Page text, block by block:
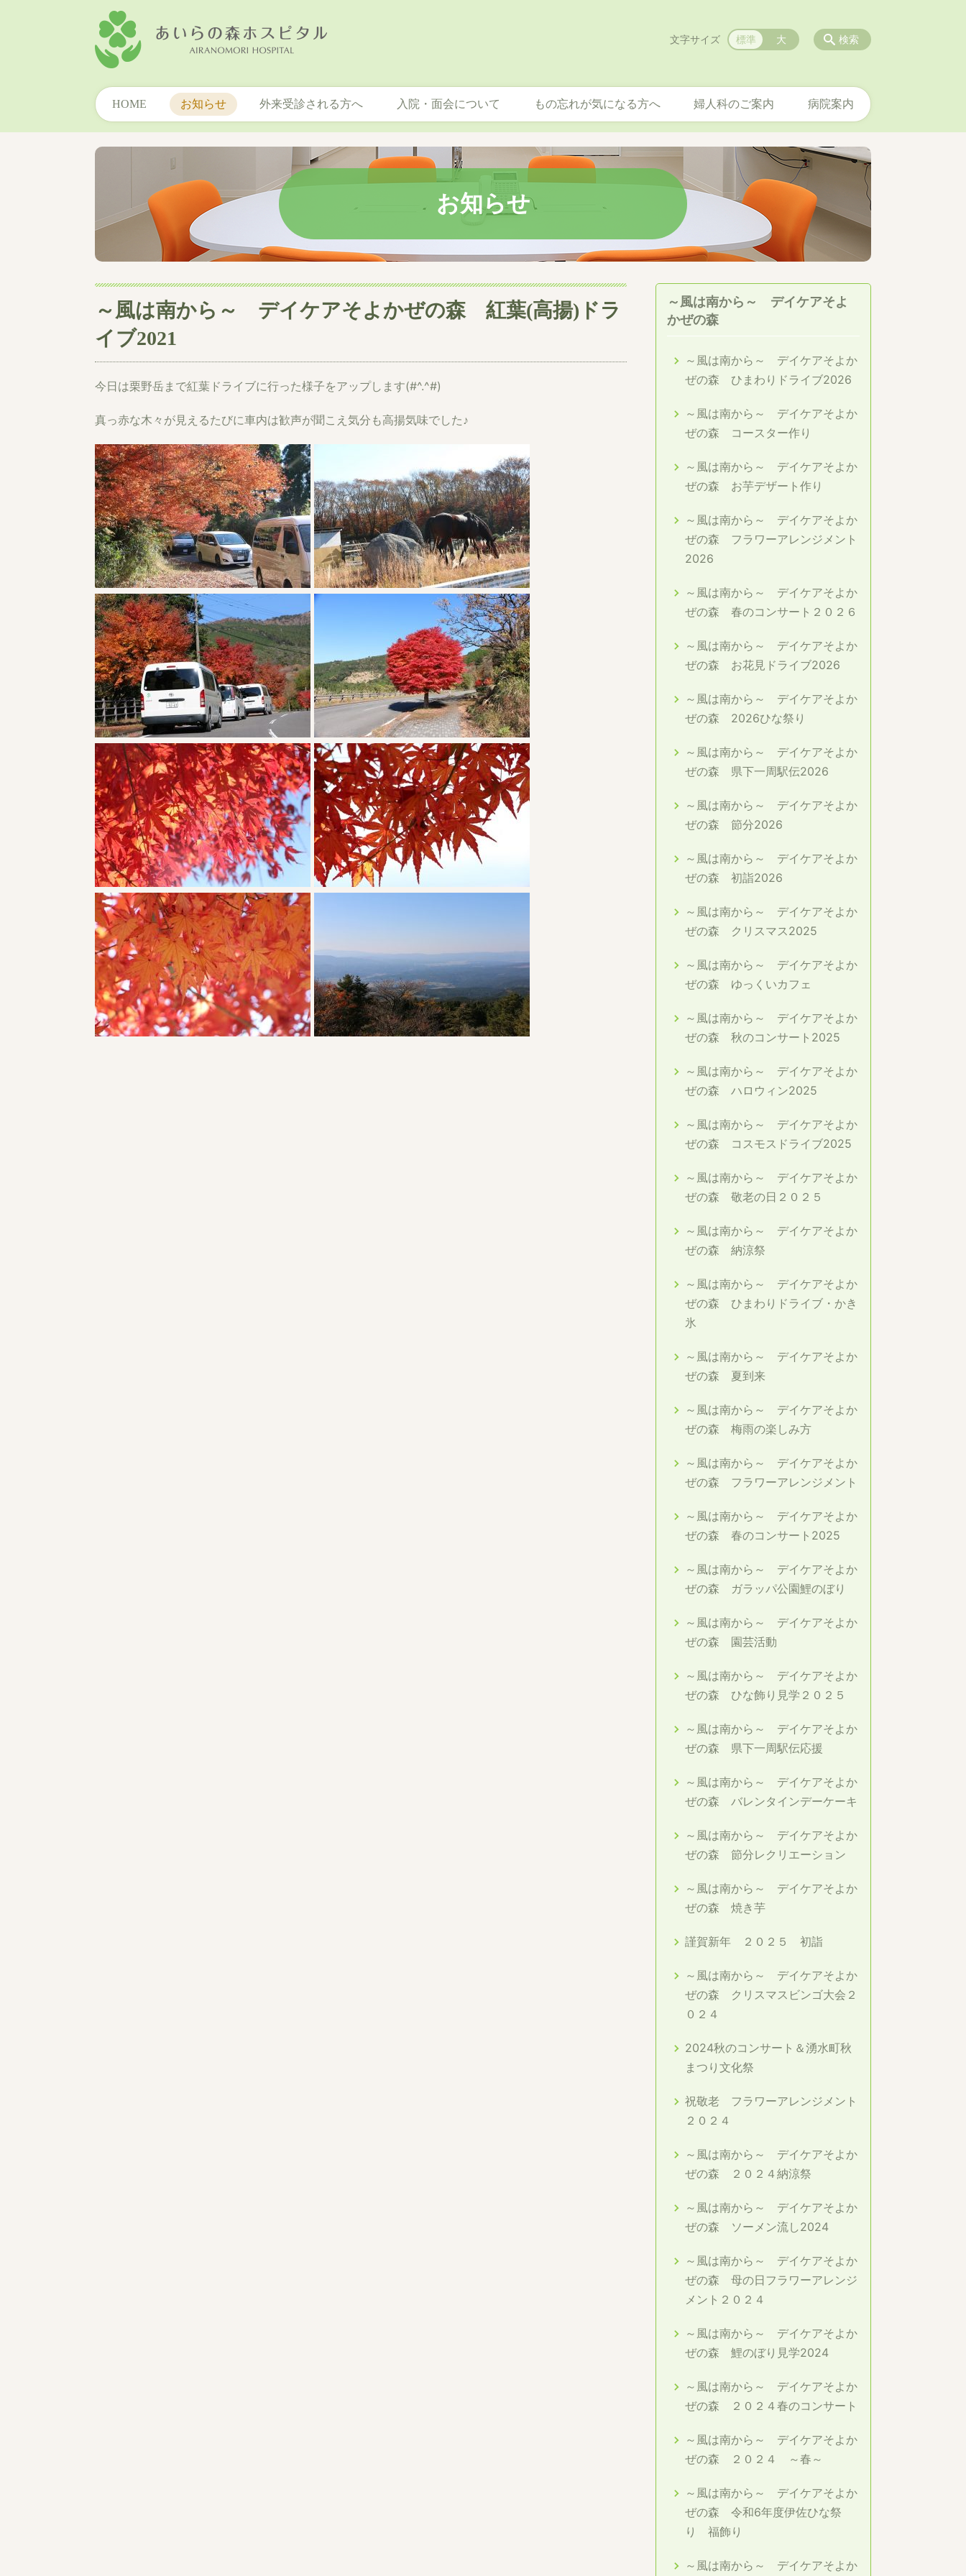
HOME お知らせ 外来受診される方へ 入院・面会について もの忘れが気になる方へ 婦人科のご案内 病院案内
検索
文字サイズ 標準 大
お知らせ
～風は南から～ デイケアそよかぜの森 紅葉(高揚)ドラ
イブ2021
今日は栗野岳まで紅葉ドライブに行った様子をアップします(#^.^#)
真っ赤な木々が見えるたびに車内は歓声が聞こえ気分も高揚気味でした♪
～風は南から～ デイケアそよ
かぜの森
～風は南から～ デイケアそよか
ぜの森 ひまわりドライブ2026
～風は南から～ デイケアそよか
ぜの森 コースター作り
～風は南から～ デイケアそよか
ぜの森 お芋デザート作り
～風は南から～ デイケアそよか
ぜの森 フラワーアレンジメント
2026
～風は南から～ デイケアそよか
ぜの森 春のコンサート２０２６
～風は南から～ デイケアそよか
ぜの森 お花見ドライブ2026
～風は南から～ デイケアそよか
ぜの森 2026ひな祭り
～風は南から～ デイケアそよか
ぜの森 県下一周駅伝2026
～風は南から～ デイケアそよか
ぜの森 節分2026
～風は南から～ デイケアそよか
ぜの森 初詣2026
～風は南から～ デイケアそよか
ぜの森 クリスマス2025
～風は南から～ デイケアそよか
ぜの森 ゆっくいカフェ
～風は南から～ デイケアそよか
ぜの森 秋のコンサート2025
～風は南から～ デイケアそよか
ぜの森 ハロウィン2025
～風は南から～ デイケアそよか
ぜの森 コスモスドライブ2025
～風は南から～ デイケアそよか
ぜの森 敬老の日２０２５
～風は南から～ デイケアそよか
ぜの森 納涼祭
～風は南から～ デイケアそよか
ぜの森 ひまわりドライブ・かき
氷
～風は南から～ デイケアそよか
ぜの森 夏到来
～風は南から～ デイケアそよか
ぜの森 梅雨の楽しみ方
～風は南から～ デイケアそよか
ぜの森 フラワーアレンジメント
～風は南から～ デイケアそよか
ぜの森 春のコンサート2025
～風は南から～ デイケアそよか
ぜの森 ガラッパ公園鯉のぼり
～風は南から～ デイケアそよか
ぜの森 園芸活動
～風は南から～ デイケアそよか
ぜの森 ひな飾り見学２０２５
～風は南から～ デイケアそよか
ぜの森 県下一周駅伝応援
～風は南から～ デイケアそよか
ぜの森 バレンタインデーケーキ
～風は南から～ デイケアそよか
ぜの森 節分レクリエーション
～風は南から～ デイケアそよか
ぜの森 焼き芋
謹賀新年 ２０２５ 初詣
～風は南から～ デイケアそよか
ぜの森 クリスマスビンゴ大会２
０２４
2024秋のコンサート＆湧水町秋
まつり文化祭
祝敬老 フラワーアレンジメント
２０２４
～風は南から～ デイケアそよか
ぜの森 ２０２４納涼祭
～風は南から～ デイケアそよか
ぜの森 ソーメン流し2024
～風は南から～ デイケアそよか
ぜの森 母の日フラワーアレンジ
メント２０２４
～風は南から～ デイケアそよか
ぜの森 鯉のぼり見学2024
～風は南から～ デイケアそよか
ぜの森 ２０２４春のコンサート
～風は南から～ デイケアそよか
ぜの森 ２０２４ ～春～
～風は南から～ デイケアそよか
ぜの森 令和6年度伊佐ひな祭
り 福飾り
～風は南から～ デイケアそよか